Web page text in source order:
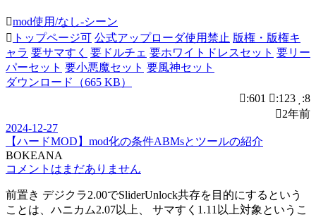
mod使用/なし-シーン
トップページ可 公式アップローダ使用禁止 版権・版権キ
ャラ 要サマすく 要ドルチェ 要ホワイトドレスセット 要リー
パーセット 要小悪魔セット 要風神セット
ダウンロード（665 KB）
:601
:123 :8
2年前
2024-12-27
【ハードMOD】mod化の条件ABMsとツールの紹介
BOKEANA
コメントはまだありません
前置き デジクラ2.00でSliderUnlock共存を目的にするという
ことは、ハニカム2.07以上、 サマすく1.11以上対象というこ